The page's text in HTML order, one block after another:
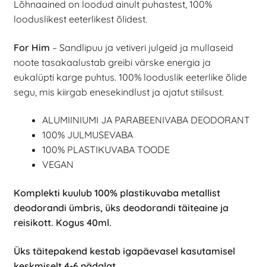
Lõhnaained on loodud ainult puhastest, 100%
looduslikest eeterlikest õlidest.
For Him – Sandlipuu ja vetiveri julgeid ja mullaseid
noote tasakaalustab greibi värske energia ja
eukalüpti karge puhtus. 100% looduslik eeterlike õlide
segu, mis kiirgab enesekindlust ja ajatut stiilsust.
ALUMIINIUMI JA PARABEENIVABA DEODORANT
100% JULMUSEVABA
100% PLASTIKUVABA TOODE
VEGAN
Komplekti kuulub 100% plastikuvaba metallist
deodorandi ümbris, üks deodorandi täiteaine ja
reisikott. Kogus 40ml.
Üks täitepakend kestab igapäevasel kasutamisel